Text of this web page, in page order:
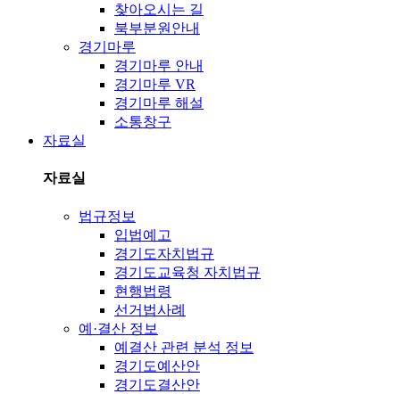
찾아오시는 길
북부분원안내
경기마루
경기마루 안내
경기마루 VR
경기마루 해설
소통창구
자료실
자료실
법규정보
입법예고
경기도자치법규
경기도교육청 자치법규
현행법령
선거법사례
예·결산 정보
예결산 관련 분석 정보
경기도예산안
경기도결산안